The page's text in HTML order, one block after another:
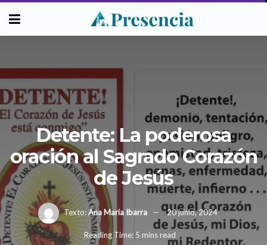
Detente: La poderosa
oración al Sagrado Corazón
de Jesús
Texto:Ana Maria Ibarra 20 junio, 2024
Reading Time: 5 mins read